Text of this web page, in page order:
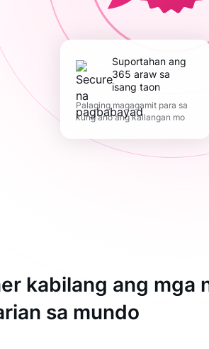
Suportahan ang
365 araw sa
isang taon
Palaging magagamit para sa
kung ano ang kailangan mo
kabilang ang mga
sa mundo